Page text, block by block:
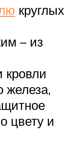
круглых
– из
кровли
железа,
цвету и